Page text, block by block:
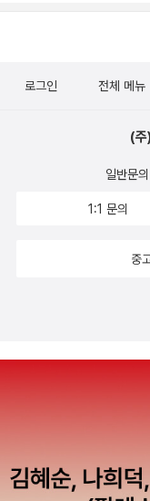
그림책을 칼데콧 수상
전히 번역이 되지 않은
된 책들은 이미 확인
2009년 칼데콧
인이 된 '윌리엄 카를로
책이다.2009년 칼데콧
에서 읽어주기에 더할
중 이 시리즈가 몇 권 있
림책으로 읽으면 될 것
길 언제나 바라고 있다
은 흑인 노예가 없지만,
아래의 책 A Couple
나온 몰입 천재 클레멘
하다.그리고 영어 원
ourt라는 것도 알게 되
09년 칼데콧 상을 받은
ple of Boys Have the
우리 아이랑 꼭 함께
인해서 판매하는 도서
책들을 담아보았다.특
로그인 전체 메뉴
(주
일반문
1:1 문의
중